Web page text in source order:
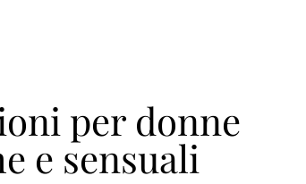
per donne
e sensuali